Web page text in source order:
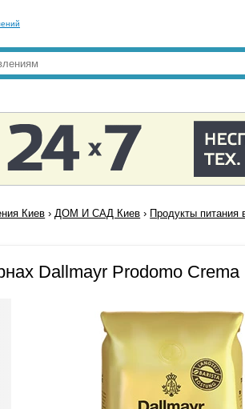
Киев ›ДОМ И САД Киев › Продукты питания
Dallmayr Prodomo Crema